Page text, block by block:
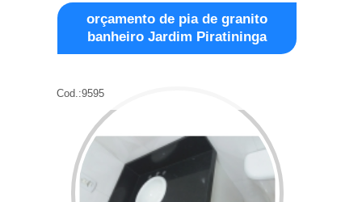
orçamento de pia de granito
banheiro Jardim Piratininga
Cod.:9595